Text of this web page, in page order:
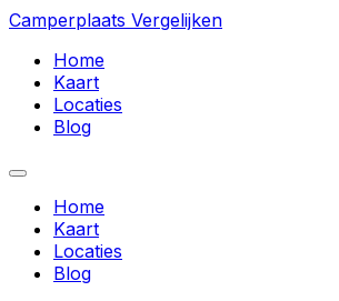
Camperplaats Vergelijken
Home
Kaart
Locaties
Blog
Home
Kaart
Locaties
Blog